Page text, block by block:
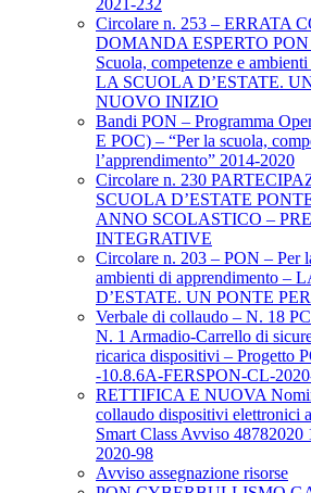
2021-232
Circolare n. 253 – ERRATA
DOMANDA ESPERTO
Scuola, competenze e
LA SCUOLA D’ESTATE.
NUOVO INIZIO
Bandi PON – Programma
E POC) – “Per la scuola,
l’apprendimento” 2014-2020
Circolare n. 230
SCUOLA D’ESTATE
ANNO SCOLASTICO –
INTEGRATIVE
Circolare n. 203 – PON – Per
ambienti di apprendimento –
D’ESTATE. UN PONTE
Verbale di collaudo – N. 18
N. 1 Armadio-Carrello di
ricarica dispositivi – Progetto
-10.8.6A-FERSPON-CL-
RETTIFICA E NUOVA
collaudo dispositivi elettronici
Smart Class Avviso
2020-98
Avviso assegnazione risorse